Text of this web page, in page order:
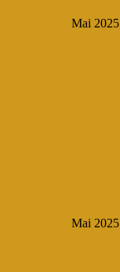
Mai 2025
Mai 2025